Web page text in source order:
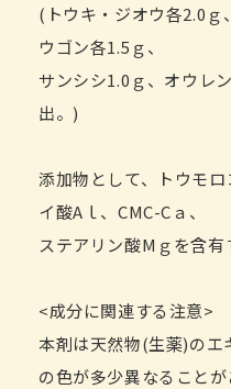
(トウキ・ジオウ各2.0ｇ
ウゴン各1.5ｇ、
サンシシ1.0ｇ、オウレ
出。)
添加物として、トウモ
イ酸Aｌ、CMC-Cａ、
ステアリン酸Mｇを含有
<成分に関連する注意>
本剤は天然物(生薬)のエ
の色が多少異なることが